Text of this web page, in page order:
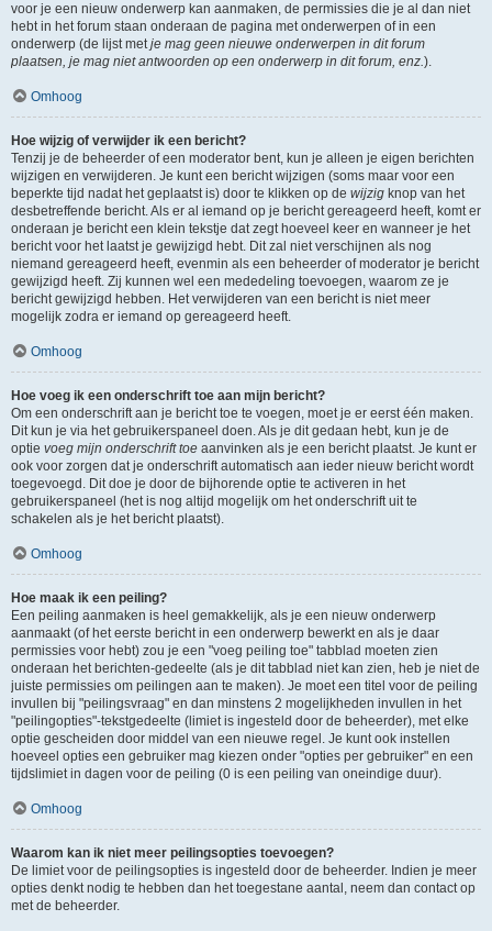
voor je een nieuw onderwerp kan aanmaken, de permissies die je al dan niet
hebt in het forum staan onderaan de pagina met onderwerpen of in een
onderwerp (de lijst metje mag geen nieuwe onderwerpen in dit forum
plaatsen, je mag niet antwoorden op een onderwerp in dit forum, enz.).
Omhoog
Hoe wijzig of verwijder ik een bericht?
Tenzij je de beheerder of een moderator bent, kun je alleen je eigen berichten
wijzigen en verwijderen. Je kunt een bericht wijzigen (soms maar voor een
beperkte tijd nadat het geplaatst is) door te klikken op de wijzig knop van het
desbetreffende bericht. Als er al iemand op je bericht gereageerd heeft, komt er
onderaan je bericht een klein tekstje dat zegt hoeveel keer en wanneer je het
bericht voor het laatst je gewijzigd hebt. Dit zal niet verschijnen als nog
niemand gereageerd heeft, evenmin als een beheerder of moderator je bericht
gewijzigd heeft. Zij kunnen wel een mededeling toevoegen, waarom ze je
bericht gewijzigd hebben. Het verwijderen van een bericht is niet meer
mogelijk zodra er iemand op gereageerd heeft.
Omhoog
Hoe voeg ik een onderschrift toe aan mijn bericht?
Om een onderschrift aan je bericht toe te voegen, moet je er eerst één maken.
Dit kun je via het gebruikerspaneel doen. Als je dit gedaan hebt, kun je de
optie voeg mijn onderschrift toe aanvinken als je een bericht plaatst. Je kunt er
ook voor zorgen dat je onderschrift automatisch aan ieder nieuw bericht wordt
toegevoegd. Dit doe je door de bijhorende optie te activeren in het
gebruikerspaneel (het is nog altijd mogelijk om het onderschrift uit te
schakelen als je het bericht plaatst).
Omhoog
Hoe maak ik een peiling?
Een peiling aanmaken is heel gemakkelijk, als je een nieuw onderwerp
aanmaakt (of het eerste bericht in een onderwerp bewerkt en als je daar
permissies voor hebt) zou je een "voeg peiling toe" tabblad moeten zien
onderaan het berichten-gedeelte (als je dit tabblad niet kan zien, heb je niet de
juiste permissies om peilingen aan te maken). Je moet een titel voor de peiling
invullen bij "peilingsvraag" en dan minstens 2 mogelijkheden invullen in het
"peilingopties"-tekstgedeelte (limiet is ingesteld door de beheerder), met elke
optie gescheiden door middel van een nieuwe regel. Je kunt ook instellen
hoeveel opties een gebruiker mag kiezen onder "opties per gebruiker" en een
tijdslimiet in dagen voor de peiling (0 is een peiling van oneindige duur).
Omhoog
Waarom kan ik niet meer peilingsopties toevoegen?
De limiet voor de peilingsopties is ingesteld door de beheerder. Indien je meer
opties denkt nodig te hebben dan het toegestane aantal, neem dan contact op
met de beheerder.